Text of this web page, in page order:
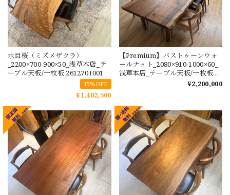
水目桜（ミズメザクラ）
_2200×700-900×50_浅草本店_テ
ーブル天板/一枚板 261270 t001
15%OFF
¥1,402,500
【Premium】バストゥーンウォ
ールナット_2080×910-1000×60_
浅草本店_テーブル天板/一枚板
¥2,200,000